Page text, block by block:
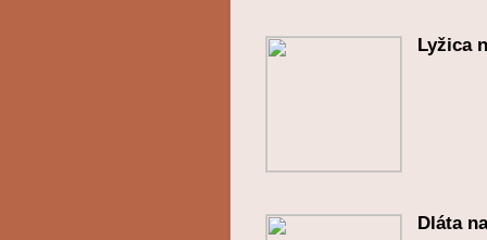
Lyžica
Dláta